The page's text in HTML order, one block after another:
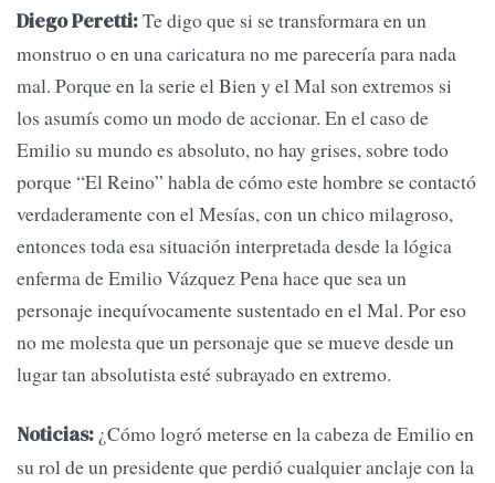
Diego Peretti:Te digo que si se transformara en un
monstruo o en una caricatura no me parecería para nada
mal. Porque en la serie el Bien y el Mal son extremos si
los asumís como un modo de accionar. En el caso de
Emilio su mundo es absoluto, no hay grises, sobre todo
porque “El Reino” habla de cómo este hombre se contactó
verdaderamente con el Mesías, con un chico milagroso,
entonces toda esa situación interpretada desde la lógica
enferma de Emilio Vázquez Pena hace que sea un
personaje inequívocamente sustentado en el Mal. Por eso
no me molesta que un personaje que se mueve desde un
lugar tan absolutista esté subrayado en extremo.
Noticias: ¿Cómo logró meterse en la cabeza de Emilio en
su rol de un presidente que perdió cualquier anclaje con la